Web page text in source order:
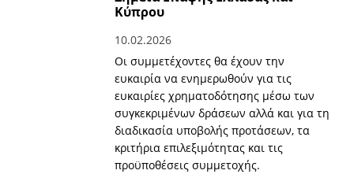
Κύπρου
10.02.2026
Οι συμμετέχοντες θα έχουν την
ευκαιρία να ενημερωθούν για τις
ευκαιρίες χρηματοδότησης μέσω των
συγκεκριμένων δράσεων αλλά και για τη
διαδικασία υποβολής προτάσεων, τα
κριτήρια επιλεξιμότητας και τις
προϋποθέσεις συμμετοχής.